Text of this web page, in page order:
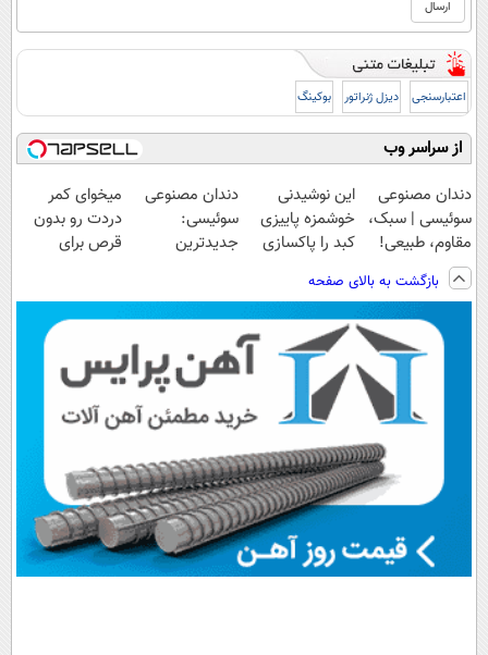
اعتبارسنجی دیزل ژنراتور بوکینگ
از سراسر وب
دندان مصنوعی
سوئیسی | سبک،
مقاوم، طبیعی!
ویزیت
رایگان+پرداخت
اقساطی😍
این نوشیدنی
خوشمزه پاییزی
کبد را پاکسازی
دندان مصنوعی
سوئیسی:
جدیدترین
پرداخت قسطی
میخوای کمر
دردت رو بدون
قرص برای
(◂پرسش‌نامه رو
بازگشت به بالای صفحه